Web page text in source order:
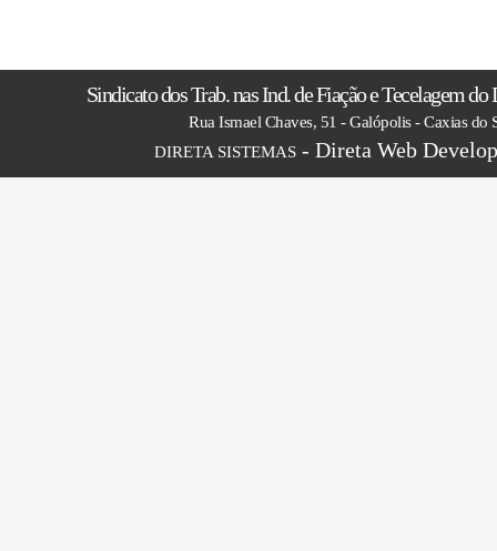
Sindicato dos Trab. nas Ind. de Fiação e Tecelagem
Rua Ismael Chaves, 51 - Galópolis - Caxias do
DIRETA SISTEMAS- Direta Web